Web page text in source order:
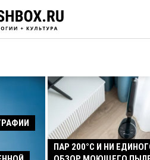
ПАР 200°C И НИ